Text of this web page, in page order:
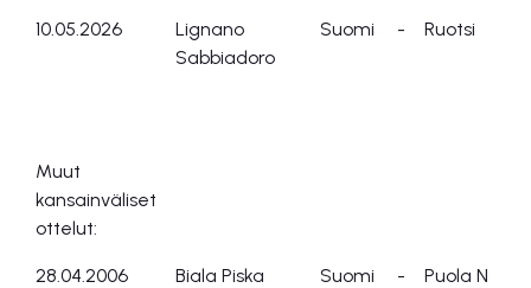
10.05.2026
Lignano
Sabbiadoro
Suomi - Ruotsi
Muut
kansainväliset
ottelut:
28.04.2006 Biala Piska Suomi - Puola N